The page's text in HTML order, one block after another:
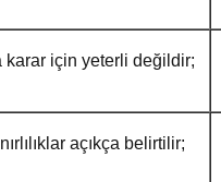
karar için yeterli değildir;
açıkça belirtilir;